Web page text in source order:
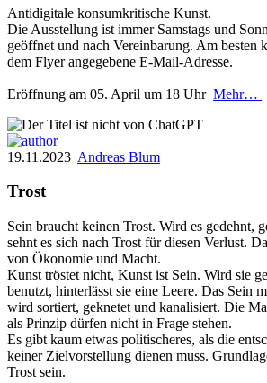
Antidigitale konsumkritische Kunst.
Die Ausstellung ist immer Samstags und
geöffnet und nach Vereinbarung. Am besten
dem Flyer angegebene E-Mail-Adresse.
Eröffnung am 05. April um 18 Uhr Mehr…
19.11.2023 Andreas Blum
Trost
Sein braucht keinen Trost. Wird es gedehnt,
sehnt es sich nach Trost für diesen Verlust.
von Ökonomie und Macht.
Kunst tröstet nicht, Kunst ist Sein. Wird sie
benutzt, hinterlässt sie eine Leere. Das Sein
wird sortiert, geknetet und kanalisiert. Die
als Prinzip dürfen nicht in Frage stehen.
Es gibt kaum etwas politischeres, als die
keiner Zielvorstellung dienen muss.
Trost sein.